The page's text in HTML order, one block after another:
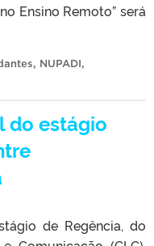
Ensino Remoto” será
, NUPADI,
do estágio
de Regência, do